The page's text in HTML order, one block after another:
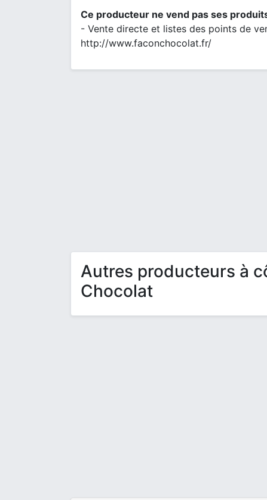
Ce producteur ne vend pas ses
- Vente directe et listes des points de
http://www.faconchocolat.fr/
Autres producteurs à
Chocolat